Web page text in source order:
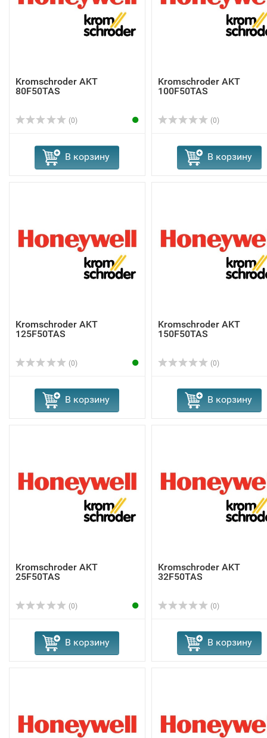
Kromschroder AKT
80F50TAS
(0)
В корзину
Kromschroder AKT
100F50TAS
(0)
В корзину
Kromschroder AKT
125F50TAS
(0)
В корзину
Kromschroder AKT
150F50TAS
(0)
В корзину
Kromschroder AKT
25F50TAS
(0)
В корзину
Kromschroder AKT
32F50TAS
(0)
В корзину